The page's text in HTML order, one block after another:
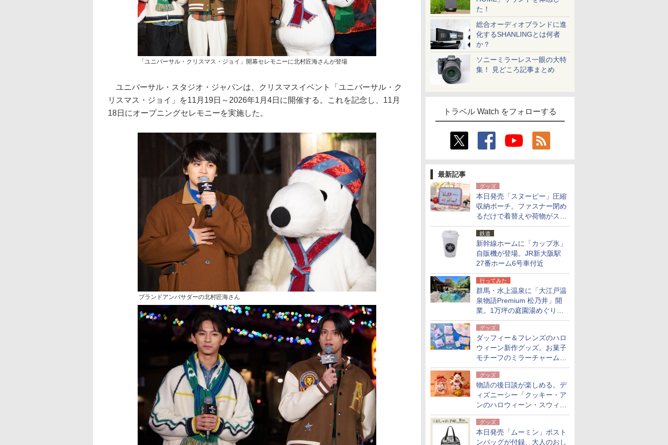
た！
総合オーディオブランドに進
化するSHANLINGとは何者
か？
ソニーミラーレス一眼の大特
集！ 見どころ記事まとめ
トラベル Watch をフォローする
最新記事
グッズ
本日発売「スヌーピー」圧縮
収納ポーチ。ファスナー閉め
るだけで着替えや荷物がスリ
ムにまとまる
鉄道
新幹線ホームに「カップ氷」
自販機が登場。JR新大阪駅
27番ホーム6号車付近
行ってみた
群馬・水上温泉に「大江戸温
泉物語Premium 松乃井」開
業。1万坪の庭園湯めぐり＆
豪華バイキングを体験してき
た！
グッズ
ダッフィー＆フレンズのハロ
ウィーン新作グッズ。お菓子
モチーフのミラーチャーム/
デザインポーチほか
グッズ
物語の後日談が楽しめる。デ
ィズニーシー「クッキー・ア
ンのハロウィーン・スウィー
トサプライズ」限定グッズ公
開グッズ
本日発売「ムーミン」ボスト
ンバッグが付録、大人のおし
「ユニバーサル・クリスマス・ジョイ」開幕セレモニーに北村匠海さんが登場
ユニバーサル・スタジオ・ジャパンは、クリスマスイベント「ユニバーサル・ク
リスマス・ジョイ」を11月19日～2026年1月4日に開催する。これを記念し、11月
18日にオープニングセレモニーを実施した。
ブランドアンバサダーの北村匠海さん